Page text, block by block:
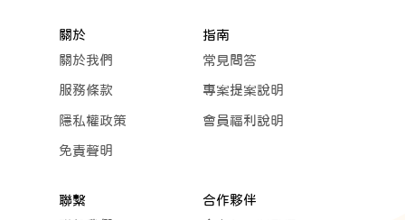
關於
關於我們
服務條款
隱私權政策
免責聲明
指南
常見問答
專案提案說明
會員福利說明
聯繫
合作夥伴